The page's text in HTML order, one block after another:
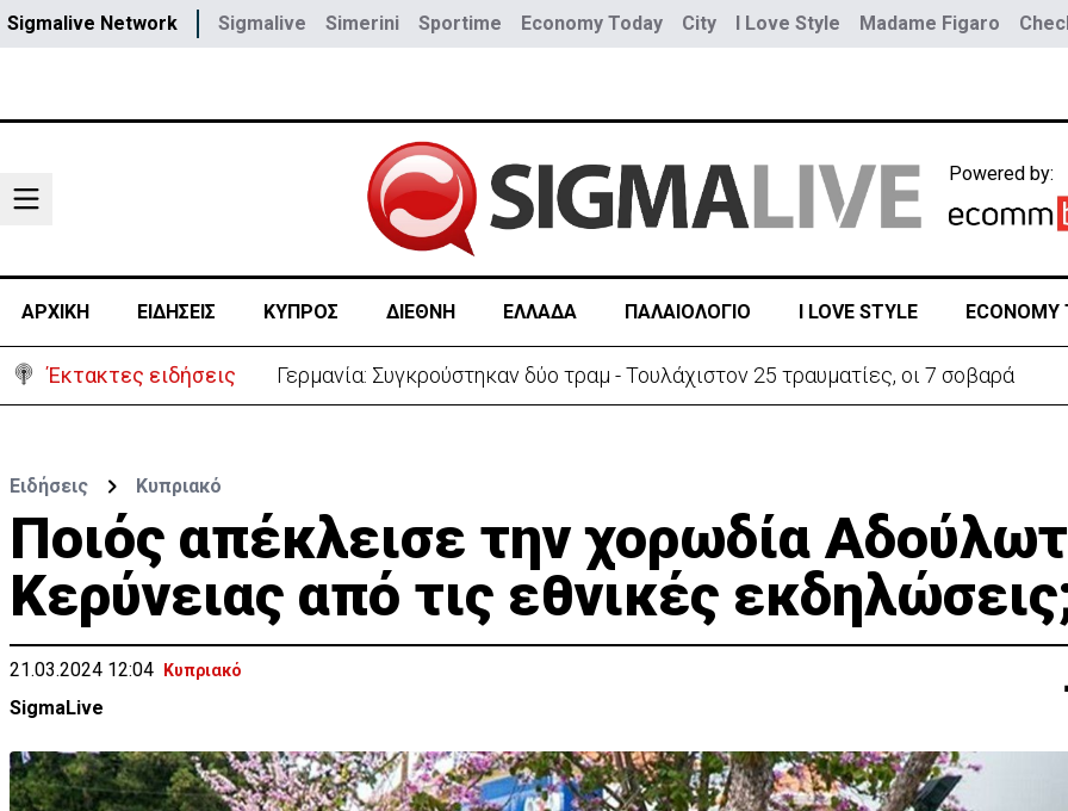
Sigmalive Network Sigmalive Simerini Sportime Economy Today City I Love Style Madame Figaro
Powered by:
ΑΡΧΙΚΗ ΕΙΔΗΣΕΙΣ ΚΥΠΡΟΣ ΔΙΕΘΝΗ ΕΛΛΑΔΑ ΠΑΛΑΙΟΛΟΓΙΟ I LOVE STYLE ECONOMY
Έκτακτες ειδήσεις Γερμανία: Συγκρούστηκαν δύο τραμ - Τουλάχιστον 25 τραυματίες, οι 7 σοβαρά
Ειδήσεις Κυπριακό
Ποιός απέκλεισε την χορωδία
Κερύνειας από τις εθνικές
21.03.2024 12:04 Κυπριακό
SigmaLive